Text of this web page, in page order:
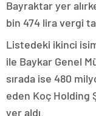
Bayraktar yer
bin 474 lira vergi
Listedeki ikinci
ile Baykar Genel
sırada ise 480
eden Koç Holding
yer aldı.